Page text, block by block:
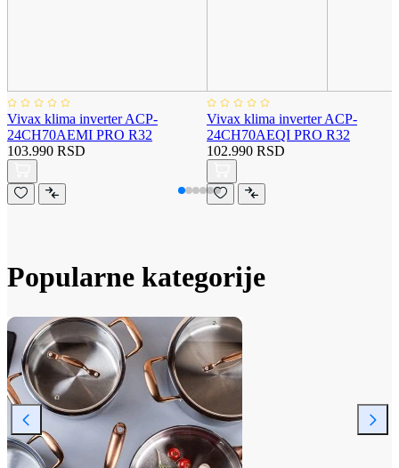
Vivax klima inverter ACP-
24CH70AEMI PRO R32
103.990 RSD
Vivax klima inverter ACP-
24CH70AEQI PRO R32
102.990 RSD
Popularne kategorije